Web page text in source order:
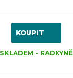
KOUPIT
SKLADEM - RADKYNĚ